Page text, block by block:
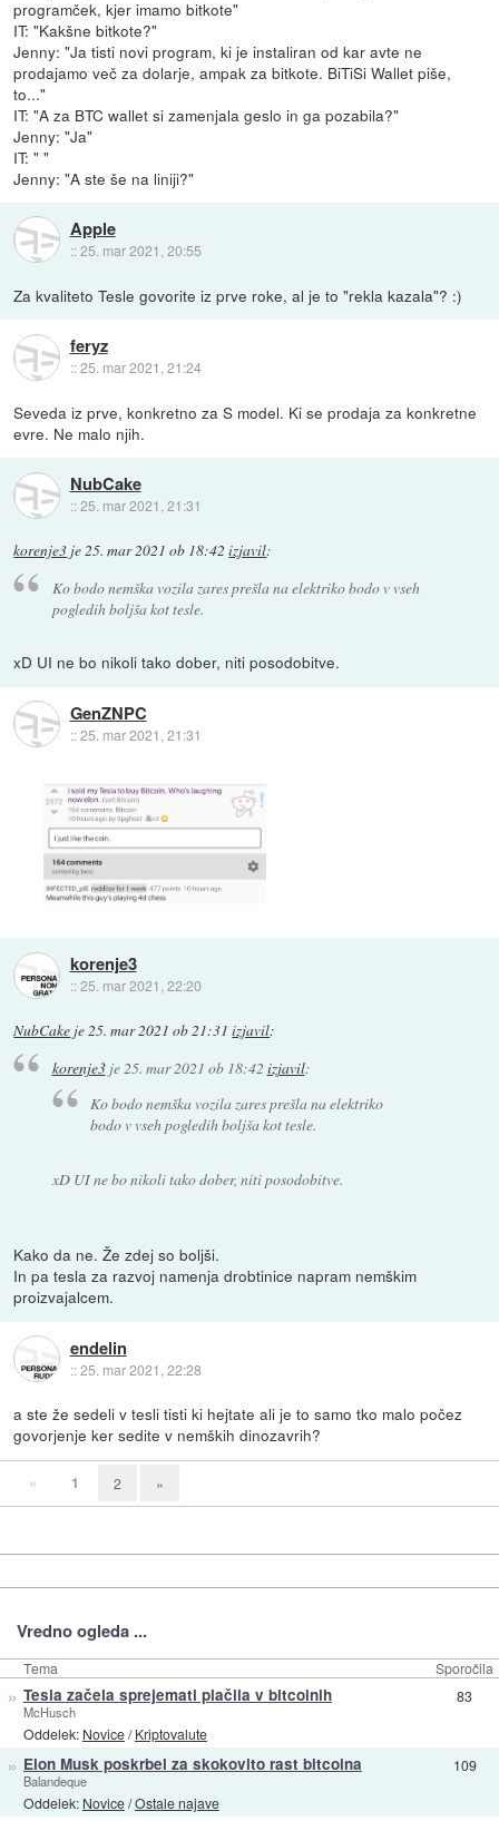
programček, kjer imamo bitkote"
IT: "Kakšne bitkote?"
Jenny: "Ja tisti novi program, ki je instaliran od kar avte ne
prodajamo več za dolarje, ampak za bitkote. BiTiSi Wallet piše,
to..."
IT: "A za BTC wallet si zamenjala geslo in ga pozabila?"
Jenny: "Ja"
IT: " "
Jenny: "A ste še na liniji?"
Apple
::25. mar 2021, 20:55
Za kvaliteto Tesle govorite iz prve roke, al je to "rekla kazala"? :)
feryz
::25. mar 2021, 21:24
Seveda iz prve, konkretno za S model. Ki se prodaja za konkretne
evre. Ne malo njih.
NubCake
::25. mar 2021, 21:31
korenje3 je25. mar 2021 ob 18:42 izjavil:
Ko bodo nemška vozila zares prešla na elektriko bodo v vseh
pogledih boljša kot tesle.
xD UI ne bo nikoli tako dober, niti posodobitve.
GenZNPC
::25. mar 2021, 21:31
korenje3
::25. mar 2021, 22:20
NubCake je25. mar 2021 ob 21:31 izjavil:
korenje3je 25. mar 2021 ob 18:42 izjavil:
Ko bodo nemška vozila zares prešla na elektriko
bodo v vseh pogledih boljša kot tesle.
xD UI ne bo nikoli tako dober, niti posodobitve.
Kako da ne. Že zdej so boljši.
In pa tesla za razvoj namenja drobtinice napram nemškim
proizvajalcem.
endelin
::25. mar 2021, 22:28
a ste že sedeli v tesli tisti ki hejtate ali je to samo tko malo počez
govorjenje ker sedite v nemških dinozavrih?
« 1 2 »
Vredno ogleda ...
Tema Sporočila
» Tesla začela sprejemati plačila v bitcoinih
McHusch
Oddelek: Novice/Kriptovalute
83
» Elon Musk poskrbel za skokovito rast bitcoina
Balandeque
Oddelek: Novice/Ostale najave
109